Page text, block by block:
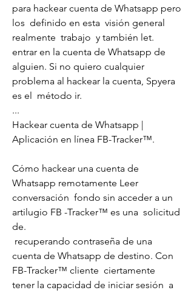
para hackear cuenta de Whatsapp pero
los  definido en esta  visión general
realmente  trabajo  y también let.
entrar en la cuenta de Whatsapp de
alguien. Si no quiero cualquier
problema al hackear la cuenta, Spyera
es el  método ir.
...
Hackear cuenta de Whatsapp |
Aplicación en línea FB-Tracker™.
Cómo hackear una cuenta de
Whatsapp remotamente Leer
conversación  fondo sin acceder a un
artilugio FB -Tracker™ es una  solicitud
de.
cuenta de Whatsapp de destino. Con
FB-Tracker™ cliente  ciertamente
tener la capacidad de iniciar sesión  a